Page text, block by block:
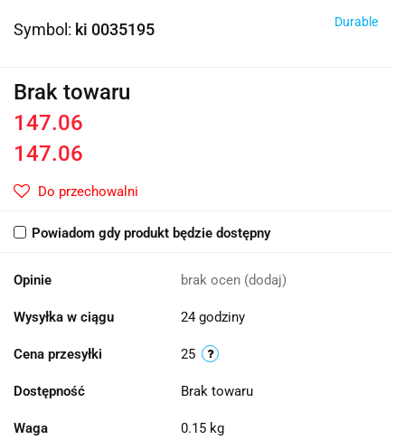
Symbol: ki 0035195 Durable
Brak towaru
147.06
147.06
Do przechowalni
Powiadom gdy produkt będzie dostępny
Opinie brak ocen (dodaj)
Wysyłka w ciągu 24 godziny
Cena przesyłki 25
Dostępność Brak towaru
Waga 0.15 kg